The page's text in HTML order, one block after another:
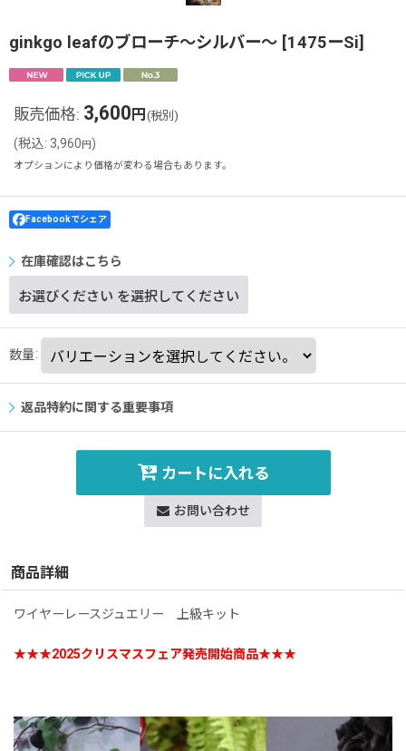
ginkgo leafのブローチ〜シルバー〜 [1475ーSi]
販売価格: 3,600 円 (税別)
(税込: 3,960円)
オプションにより価格が変わる場合もあります。
Facebookでシェア
在庫確認はこちら
お選びください を選択してください
数量:
返品特約に関する重要事項
カートに入れる
お問い合わせ
商品詳細
ワイヤーレースジュエリー 上級キット
★★★2025クリスマスフェア発売開始商品★★★